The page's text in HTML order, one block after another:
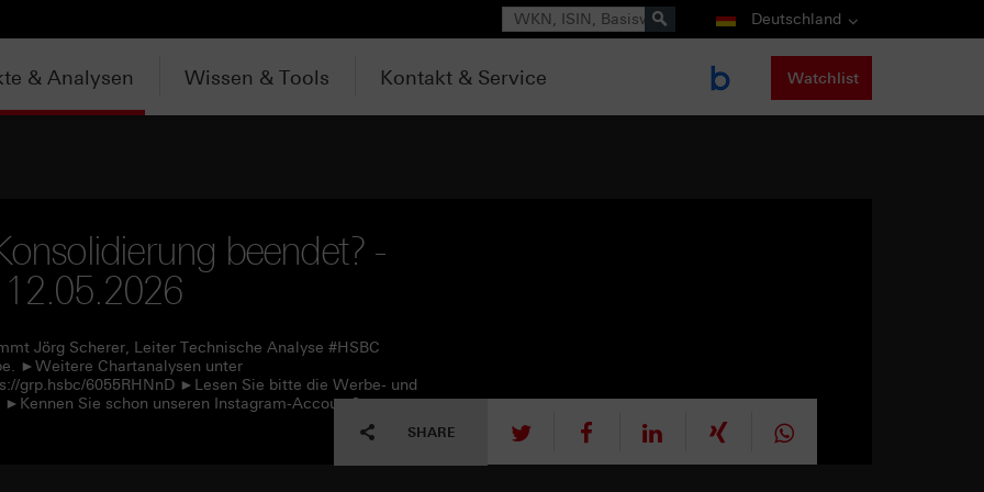
Suche Deutschland
& Analysen Wissen & Tools Kontakt & Service Watchlist
beendet? -
12.05.2026
Jörg Scherer, Leiter Technische Analyse #HSBC
►Weitere Chartanalysen unter
grp.hsbc/6055RHNnD ►Lesen Sie bitte die Werbe- und
Sie schon unseren Instagram-Account?
SHARE tweet mitteilen